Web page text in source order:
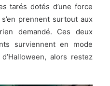
tarés dotés d’une force
prennent surtout aux
demandé. Ces deux
surviennent en mode
alors restez